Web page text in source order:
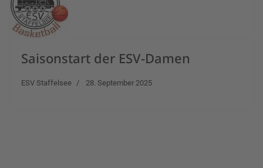
Saisonstart der ESV-Damen
ESV Staffelsee 28. September 2025